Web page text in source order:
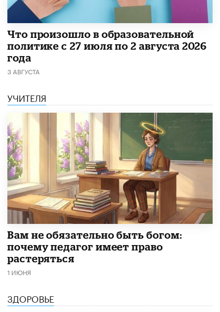
​Что произошло в образовательной
политике с 27 июля по 2 августа 2026
года
3 АВГУСТА
УЧИТЕЛЯ
​Вам не обязательно быть богом:
почему педагог имеет право
растеряться
1 ИЮНЯ
ЗДОРОВЬЕ